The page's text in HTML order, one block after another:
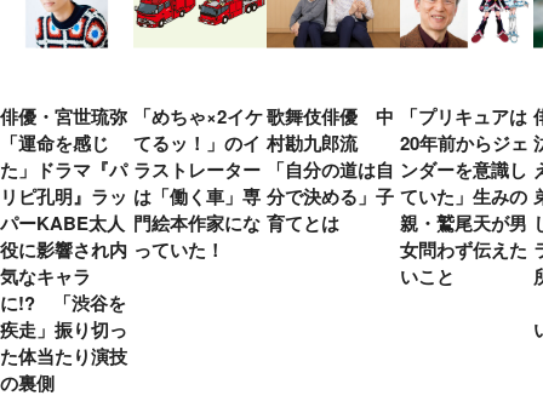
俳優・宮世琉弥
「運命を感じ
た」ドラマ『パ
リピ孔明』ラッ
パーKABE太人
役に影響され内
気なキャラ
に!? 「渋谷を
疾走」振り切っ
た体当たり演技
の裏側
「めちゃ×2イケ
てるッ！」のイ
ラストレーター
は「働く車」専
門絵本作家にな
っていた！
歌舞伎俳優 中
村勘九郎流
「自分の道は自
分で決める」子
育てとは
「プリキュアは
20年前からジェ
ンダーを意識し
ていた」生みの
親・鷲尾天が男
女問わず伝えた
いこと